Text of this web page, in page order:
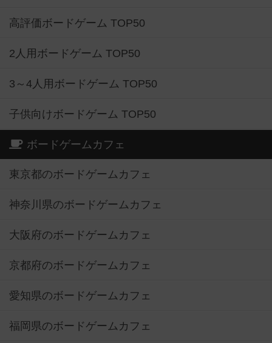
高評価ボードゲーム TOP50
2人用ボードゲーム TOP50
3～4人用ボードゲーム TOP50
子供向けボードゲーム TOP50
ボードゲームカフェ
東京都のボードゲームカフェ
神奈川県のボードゲームカフェ
大阪府のボードゲームカフェ
京都府のボードゲームカフェ
愛知県のボードゲームカフェ
福岡県のボードゲームカフェ